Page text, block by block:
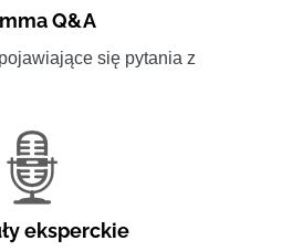
Q&A
się pytania z
eksperckie